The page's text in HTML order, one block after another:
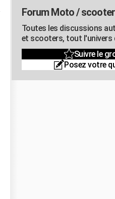
Forum Moto /
Toutes les discussions
et scooters, tout l'univers
Suivre le
Posez votre